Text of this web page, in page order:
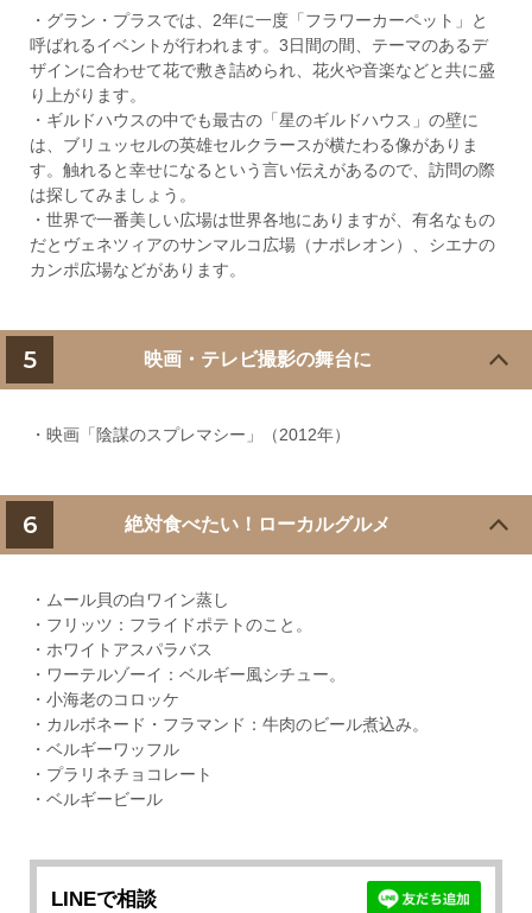
・グラン・プラスでは、2年に一度「フラワーカーペット」と
呼ばれるイベントが行われます。3日間の間、テーマのあるデ
ザインに合わせて花で敷き詰められ、花火や音楽などと共に盛
り上がります。
・ギルドハウスの中でも最古の「星のギルドハウス」の壁に
は、ブリュッセルの英雄セルクラースが横たわる像がありま
す。触れると幸せになるという言い伝えがあるので、訪問の際
は探してみましょう。
・世界で一番美しい広場は世界各地にありますが、有名なもの
だとヴェネツィアのサンマルコ広場（ナポレオン）、シエナの
カンポ広場などがあります。
5 映画・テレビ撮影の舞台に
・映画「陰謀のスプレマシー」（2012年）
6 絶対食べたい！ローカルグルメ
・ムール貝の白ワイン蒸し
・フリッツ：フライドポテトのこと。
・ホワイトアスパラバス
・ワーテルゾーイ：ベルギー風シチュー。
・小海老のコロッケ
・カルボネード・フラマンド：牛肉のビール煮込み。
・ベルギーワッフル
・プラリネチョコレート
・ベルギービール
LINEで相談